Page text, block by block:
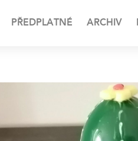
PŘEDPLATNÉ ARCHIV